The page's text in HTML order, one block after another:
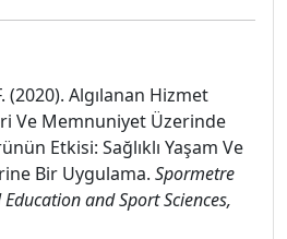
(2020). Algılanan Hizmet
Ve Memnuniyet Üzerinde
Etkisi: Sağlıklı Yaşam Ve
Bir Uygulama. Spormetre
and Sport Sciences,